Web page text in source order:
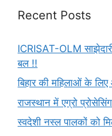
Recent Posts
ICRISAT-OLM
बल !!
बिहार की महिलाओं के लिए
राजस्थान में एग्रो
स्वदेशी नस्ल पालकों को